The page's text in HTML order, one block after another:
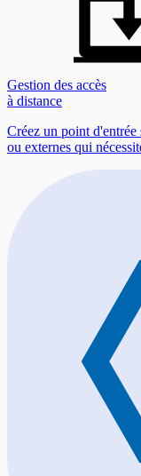
Gestion des accès
à distance
Créez un point d'entrée
ou externes qui